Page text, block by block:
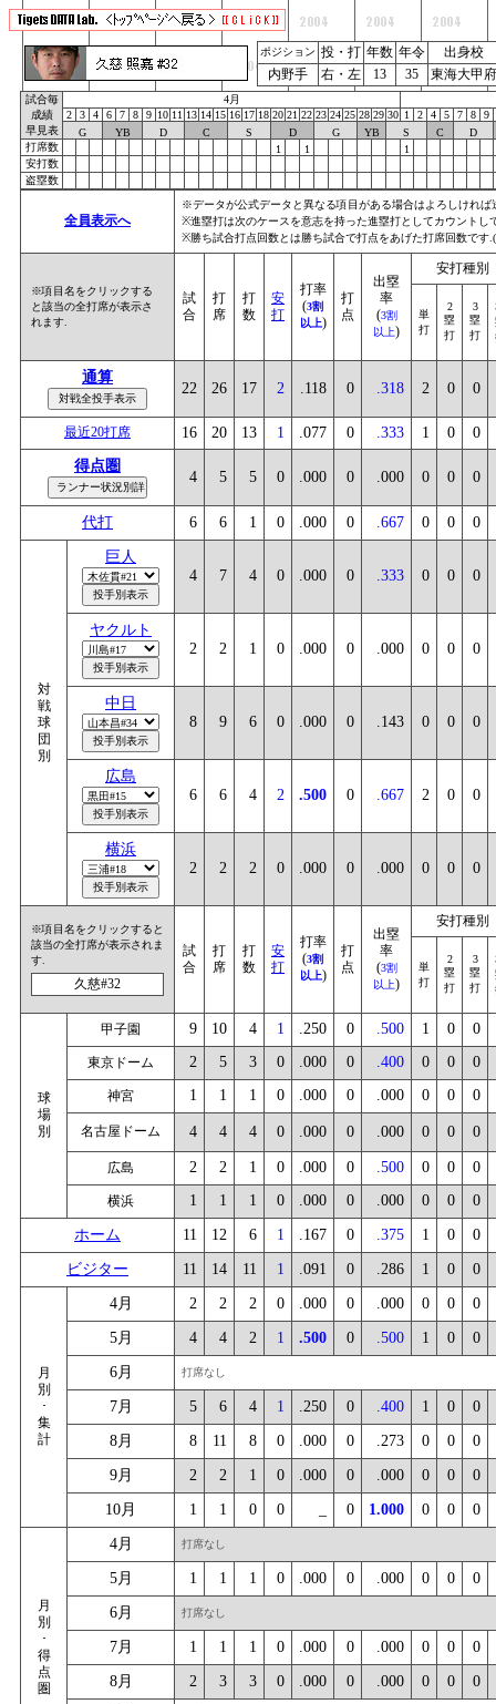
ポジション 投・打 年数 年令
出身校
内野手
右・左 13 35 東海大甲府
試合毎
成績
早見表
4月
2
3 4 6 7 8 9 10 11 13 14 15 16 17 18 20 21 22 23 24 25 28 29 30 1 2 4 5 7 8 9
G
YB D C S D G YB S C
D
打席数
1 1
1
安打数
盗塁数
全員表示へ
※データが公式データと異なる項目がある場合はよろしけれ
※進塁打は次のケースを意志を持った進塁打としてカウント
※勝ち試合打点回数とは勝ち試合で打点をあげた打席回数で
※項目名をクリックする
と該当の全打席が表示さ
れます.
試
合
打
席
打
数
安
打
打率
(3割
以上)
打
点
出塁
率
(3割
以上)
安打種別
単
打
2
塁
打
3
塁
打
通算
22 26 17 2 .118 0 .318 2 0 0
最近20打席 16 20 13 1 .077 0 .333 1 0
0
得点圏
4 5 5 0 .000 0 .000 0 0 0
代打 6 6 1 0 .000 0 .667 0 0 0
対
戦
球
団
別
巨人
4
7 4 0 .000 0 .333 0 0 0
ヤクルト
2
2 1 0 .000 0 .000 0 0 0
中日
8
9 6 0 .000 0 .143 0 0 0
広島
6
6 4 2 .500 0 .667 2 0 0
横浜
2
2 2 0 .000 0 .000 0 0 0
※項目名をクリックすると
該当の全打席が表示されま
す.
久慈#32
試
合
打
席
打
数
安
打
打率
(3割
以上)
打
点
出塁
率
(3割
以上)
安打種別
単
打
2
塁
打
3
塁
打
球
場
別
甲子園 9 10 4 1 .250 0 .500 1 0 0
東京ドーム 2 5 3 0 .000 0 .400 0 0 0
神宮 1 1 1 0 .000 0 .000 0 0 0
名古屋ドーム 4 4 4 0 .000 0 .000 0 0 0
広島 2 2 1 0 .000 0 .500 0 0 0
横浜 1 1 1 0 .000 0 .000 0 0 0
ホーム 11 12 6 1 .167 0 .375 1 0 0
ビジター 11 14 11 1 .091 0 .286 1 0 0
月
別
･
集
計
4月 2 2 2 0 .000 0 .000 0 0 0
5月 4 4 2 1 .500 0 .500 1 0 0
6月 打席なし
7月 5 6 4 1 .250 0 .400 1 0 0
8月 8 11 8 0 .000 0 .273 0 0 0
9月 2 2 1 0 .000 0 .000 0 0 0
10月 1 1 0 0 0 1.000 0 0 0
月
別
･
得
点
圏
4月 打席なし
5月 1 1 1 0 .000 0 .000 0 0 0
6月 打席なし
7月 1 1 1 0 .000 0 .000 0 0 0
8月 2 3 3 0 .000 0 .000 0 0 0